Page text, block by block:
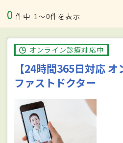
0 件中 1〜0件を表示
オンライン診療対応中
【24時間365日対応 オ
ファストドクター